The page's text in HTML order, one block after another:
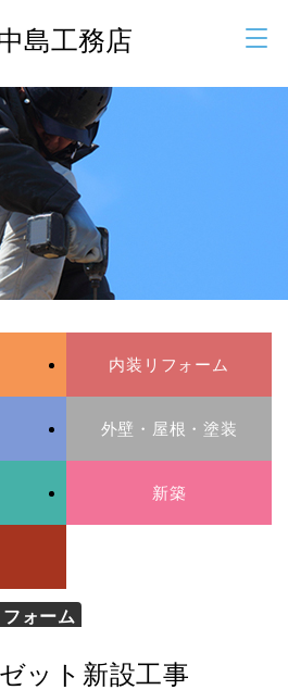
内装リフォーム
外壁・屋根・塗装
新築
ォーム
ット新設工事